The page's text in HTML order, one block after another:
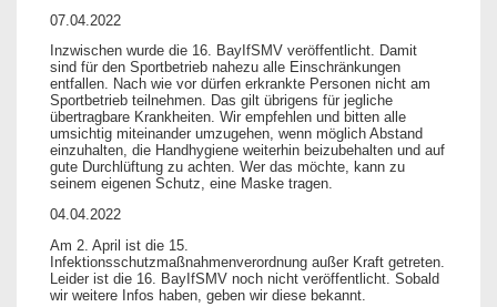
07.04.2022
Inzwischen wurde die 16. BayIfSMV veröffentlicht. Damit
sind für den Sportbetrieb nahezu alle Einschränkungen
entfallen. Nach wie vor dürfen erkrankte Personen nicht am
Sportbetrieb teilnehmen. Das gilt übrigens für jegliche
übertragbare Krankheiten. Wir empfehlen und bitten alle
umsichtig miteinander umzugehen, wenn möglich Abstand
einzuhalten, die Handhygiene weiterhin beizubehalten und auf
gute Durchlüftung zu achten. Wer das möchte, kann zu
seinem eigenen Schutz, eine Maske tragen.
04.04.2022
Am 2. April ist die 15.
Infektionsschutzmaßnahmenverordnung außer Kraft getreten.
Leider ist die 16. BayIfSMV noch nicht veröffentlicht. Sobald
wir weitere Infos haben, geben wir diese bekannt.